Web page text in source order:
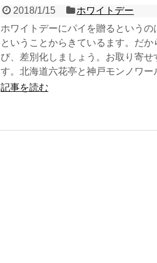
2018/1/15
ホワイトデー
ホワイトデーにパイを贈るというの
ということからきているます。だ
び、差別化しましょう。お取り寄
す。北海道六花亭と神戸モンノワー
記事を読む